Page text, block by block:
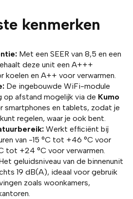
kenmerken
Met een SEER van 8,5 en een
deze unit een A+++
koelen en A++ voor verwarmen.
De ingebouwde WiFi-module
op afstand mogelijk via de Kumo
smartphones en tablets, zodat je
regelen, waar je ook bent.
Werkt efficiënt bij
van -15 °C tot +46 °C voor
tot +24 °C voor verwarmen.
geluidsniveau van de binnenunit
19 dB(A), ideaal voor gebruik
zoals woonkamers,